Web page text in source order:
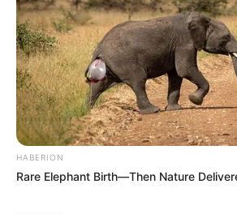
HABERION
Rare Elephant Birth—Then Nature